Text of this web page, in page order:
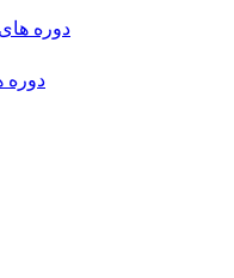
دوره
دوره